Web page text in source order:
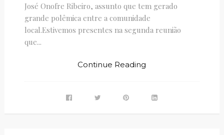
José Onofre Ribeiro, assunto que tem gerado
grande polêmica entre a comunidade
local.Estivemos presentes na segunda reunião
que...
Continue Reading